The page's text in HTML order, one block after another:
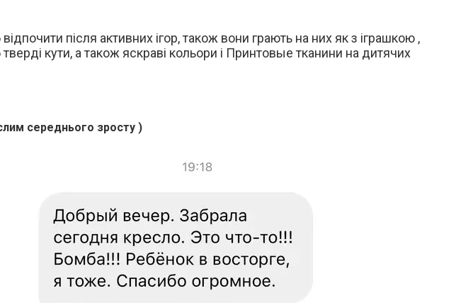
після активних ігор, також вони грають на них як з іграшкою ,
кути, а також яскраві кольори і Принтовые тканини на дитячих
середнього зросту )